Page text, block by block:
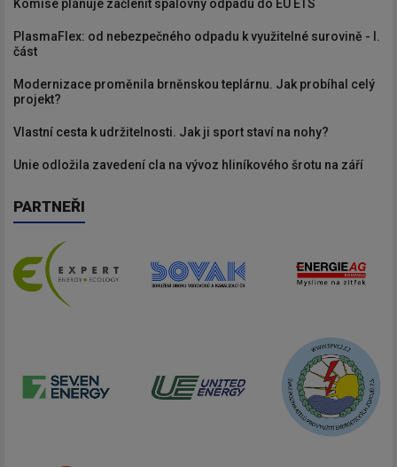
Komise plánuje začlenit spalovny odpadu do EU ETS
PlasmaFlex: od nebezpečného odpadu k využitelné surovině - I.
část
Modernizace proměnila brněnskou teplárnu. Jak probíhal celý
projekt?
Vlastní cesta k udržitelnosti. Jak ji sport staví na nohy?
Unie odložila zavedení cla na vývoz hliníkového šrotu na září
PARTNEŘI